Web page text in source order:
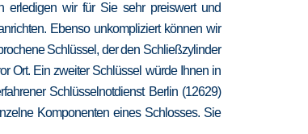
erledigen wir für Sie sehr preiswert und
Ebenso unkompliziert können wir
Schlüssel, der den Schließzylinder
Ort. Ein zweiter Schlüssel würde Ihnen in
Schlüsselnotdienst Berlin (12629)
Komponenten eines Schlosses. Sie